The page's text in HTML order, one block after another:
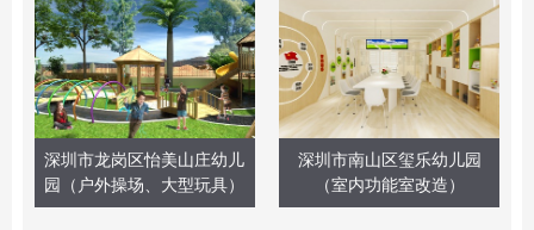
深圳市龙岗区怡美山庄幼儿
园（户外操场、大型玩具）
深圳市南山区玺乐幼儿园
（室内功能室改造）